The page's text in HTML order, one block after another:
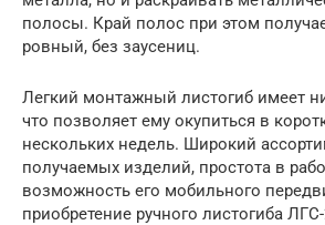
полосы. Край полос при этом
ровный, без заусениц.
Легкий монтажный листогиб имеет
что позволяет ему окупиться в
нескольких недель. Широкий
получаемых изделий, простота в
возможность его мобильного
приобретение ручного листогиба